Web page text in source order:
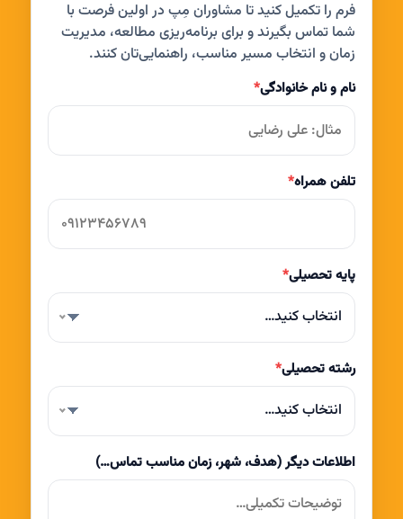
فرم را تکمیل کنید تا مشاوران مِپ در اولین فرصت با
شما تماس بگیرند و برای برنامه‌ریزی مطالعه، مدیریت
زمان و انتخاب مسیر مناسب، راهنمایی‌تان کنند.
نام و نام خانوادگی*
تلفن همراه*
پایه تحصیلی*
انتخاب کنید…
رشته تحصیلی*
انتخاب کنید…
اطلاعات دیگر (هدف، شهر، زمان مناسب تماس…)